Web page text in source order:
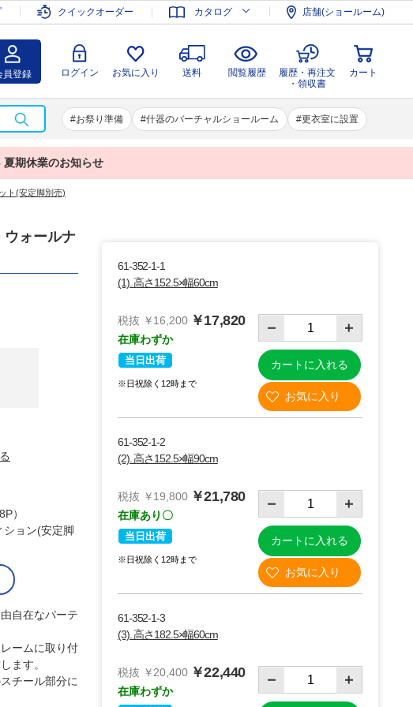
クイックオーダー カタログ 店舗(ショールーム)
員登録 ログイン お気に入り 送料 閲覧履歴
履歴・再注文
・領収書
カート
お祭り準備 什器のバーチャルショールーム 更衣室に設置
会員登録 ログイン お気に入り 送料 閲覧履歴
履歴・再注文
・領収書
カート
夏期休業のお知らせ
ト(安定脚別売)
せ例
ウォールナ
）
ション(安定脚
自在なパーテ
ームに取り付
ます。
チール部分に
61-352-1-1
(1). 高さ152.5×幅60cm
税抜 ￥16,200 ￥17,820
在庫わずか
当日出荷
※日祝除く12時まで
カートに入れる
61-352-1-2
(2). 高さ152.5×幅90cm
税抜 ￥19,800 ￥21,780
在庫あり〇
当日出荷
※日祝除く12時まで
カートに入れる
61-352-1-3
(3). 高さ182.5×幅60cm
税抜 ￥20,400 ￥22,440
在庫わずか